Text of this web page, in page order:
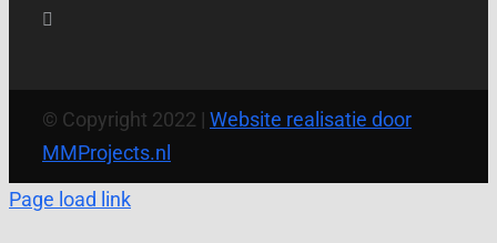
© Copyright 2022 | Website realisatie door
MMProjects.nl
Page load link